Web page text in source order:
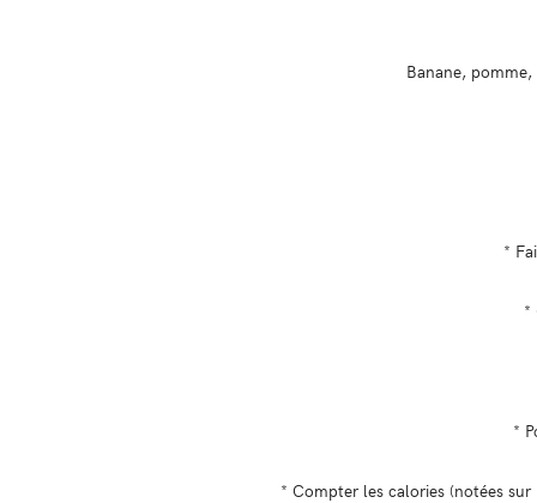
Banane,
*
*
*
* Compter les calories (notées